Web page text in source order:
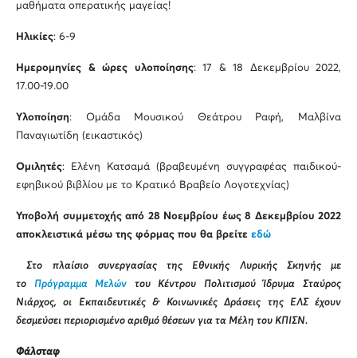
μαθήματα οπερατικής μαγείας!
Ηλικίες: 6-9
Ημερομηνίες & ώρες υλοποίησης: 17 & 18 Δεκεμβρίου 2022,
17.00-19.00
Υλοποίηση: Ομάδα Μουσικού Θεάτρου Ραφή, Μαλβίνα
Παναγιωτίδη (εικαστικός)
Ομιλητές: Ελένη Κατσαμά (βραβευμένη συγγραφέας παιδικού-
εφηβικού βιβλίου με το Κρατικό Βραβείο Λογοτεχνίας)
Υποβολή συμμετοχής από 28 Νοεμβρίου έως 8 Δεκεμβρίου 2022
αποκλειστικά μέσω της φόρμας που θα βρείτε εδώ
Στο πλαίσιο συνεργασίας της Εθνικής Λυρικής Σκηνής με
το Πρόγραμμα Μελών του Κέντρου Πολιτισμού Ίδρυμα Σταύρος
Νιάρχος, οι Εκπαιδευτικές & Κοινωνικές Δράσεις της ΕΛΣ έχουν
δεσμεύσει περιορισμένο αριθμό θέσεων για τα Μέλη του ΚΠΙΣΝ.
Φάλσταφ